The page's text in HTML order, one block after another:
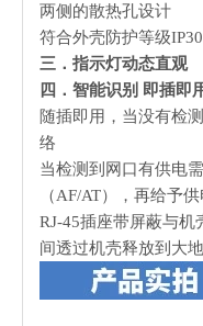
两侧的散热孔设计
符合外壳防护等级IP30
三．指示灯动态直观
四．智能识别 即插即
随插即用，当没有检
络
当检测到网口有供电
（AF/AT），再给予
RJ-45插座带屏蔽与
间透过机壳释放到大地